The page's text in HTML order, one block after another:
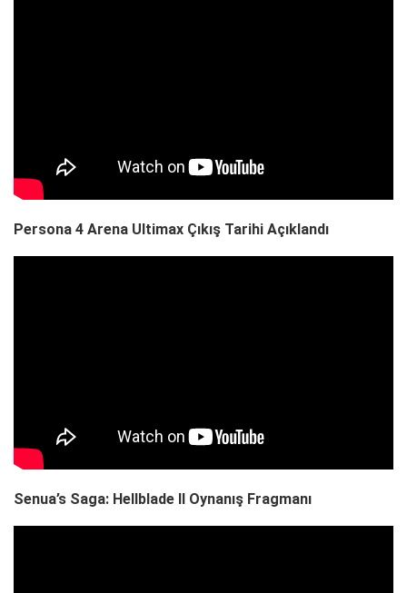
Persona 4 Arena Ultimax Çıkış Tarihi Açıklandı
Senua’s Saga: Hellblade II Oynanış Fragmanı